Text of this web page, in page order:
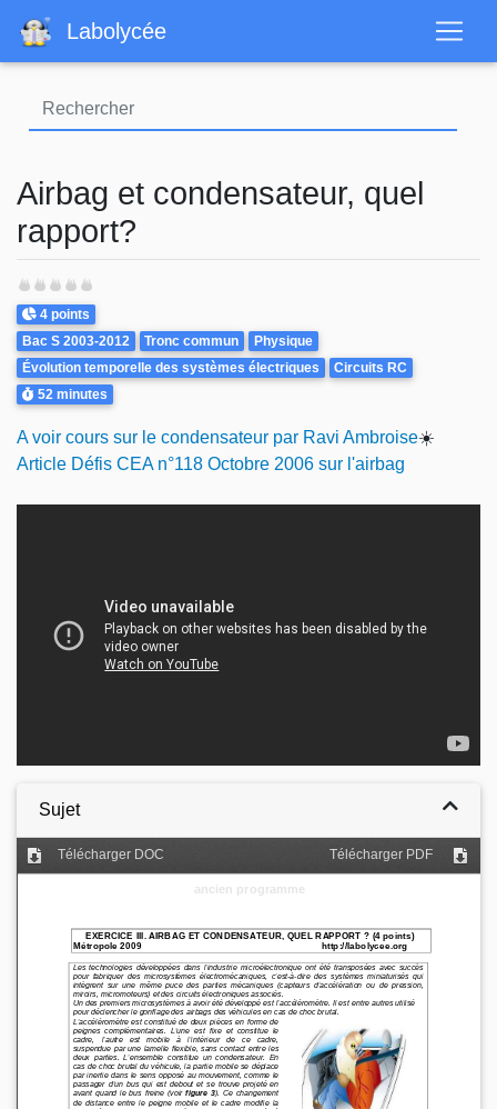
contenu
Labolycée
Airbag et condensateur, quel
rapport?
Points
4 points
Theme
Bac S 2003-2012 Tronc commun
Physique
Évolution temporelle des systèmes électriques
Circuits RC
Durée
52 minutes
A voir cours sur le condensateur par Ravi Ambroise☀️
Article Défis CEA n°118 Octobre 2006 sur l'airbag
Sujet